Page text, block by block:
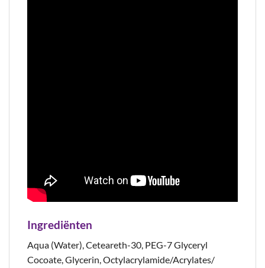
Ingrediënten
Aqua (Water), Ceteareth-30, PEG-7 Glyceryl
Cocoate, Glycerin, Octylacrylamide/Acrylates/